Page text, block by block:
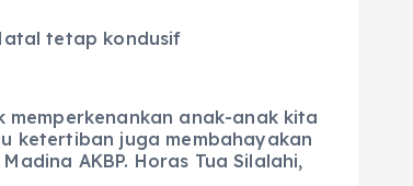
tetap kondusif
anak-anak kita
ketertiban juga membahayakan
AKBP. Horas Tua Silalahi,